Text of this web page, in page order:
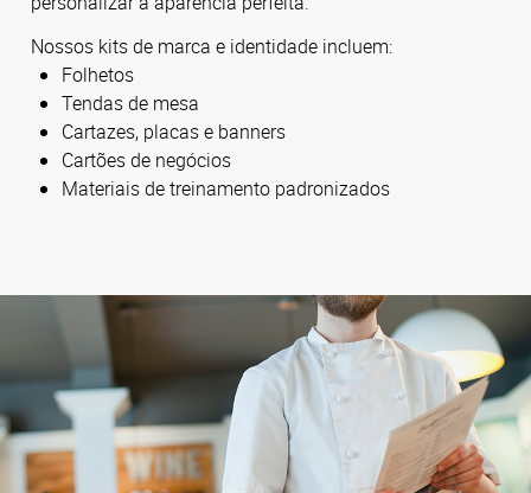
Nossos kits de marca e identidade incluem:
Folhetos
Tendas de mesa
Cartazes, placas e banners
Cartões de negócios
Materiais de treinamento padronizados